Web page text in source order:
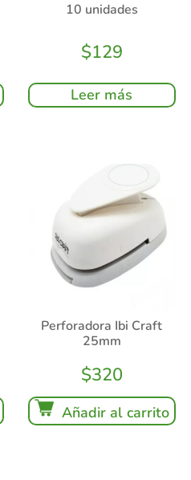
10 unidades
$129
Leer más
Perforadora Ibi Craft
25mm
$320
Añadir al carrito